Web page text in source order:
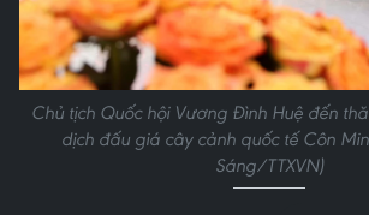
Chủ tịch Quốc hội Vương Đình Huệ đến
dịch đấu giá cây cảnh quốc tế Côn
Sáng/TTXVN)